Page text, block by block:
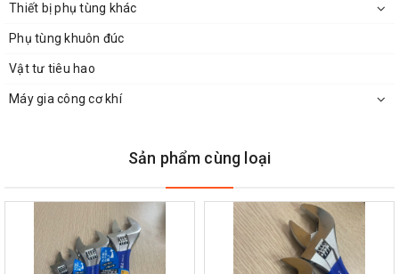
Thiết bị phụ tùng khác
Phụ tùng khuôn đúc
Vật tư tiêu hao
Máy gia công cơ khí
Sản phẩm cùng loại